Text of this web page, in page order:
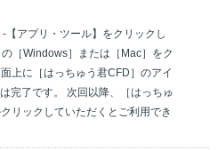
【アプリ・ツール】をクリックし
［Windows］または［Mac］をク
上に［はっちゅう君CFD］のアイ
完了です。 次回以降、［はっちゅ
リックしていただくとご利用でき